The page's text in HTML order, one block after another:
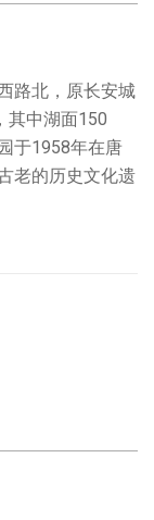
路北，原长安城
其中湖面150
于1958年在唐
老的历史文化遗